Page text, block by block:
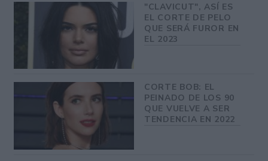
"CLAVICUT", ASÍ ES
EL CORTE DE PELO
QUE SERÁ FUROR EN
EL 2023
CORTE BOB: EL
PEINADO DE LOS 90
QUE VUELVE A SER
TENDENCIA EN 2022